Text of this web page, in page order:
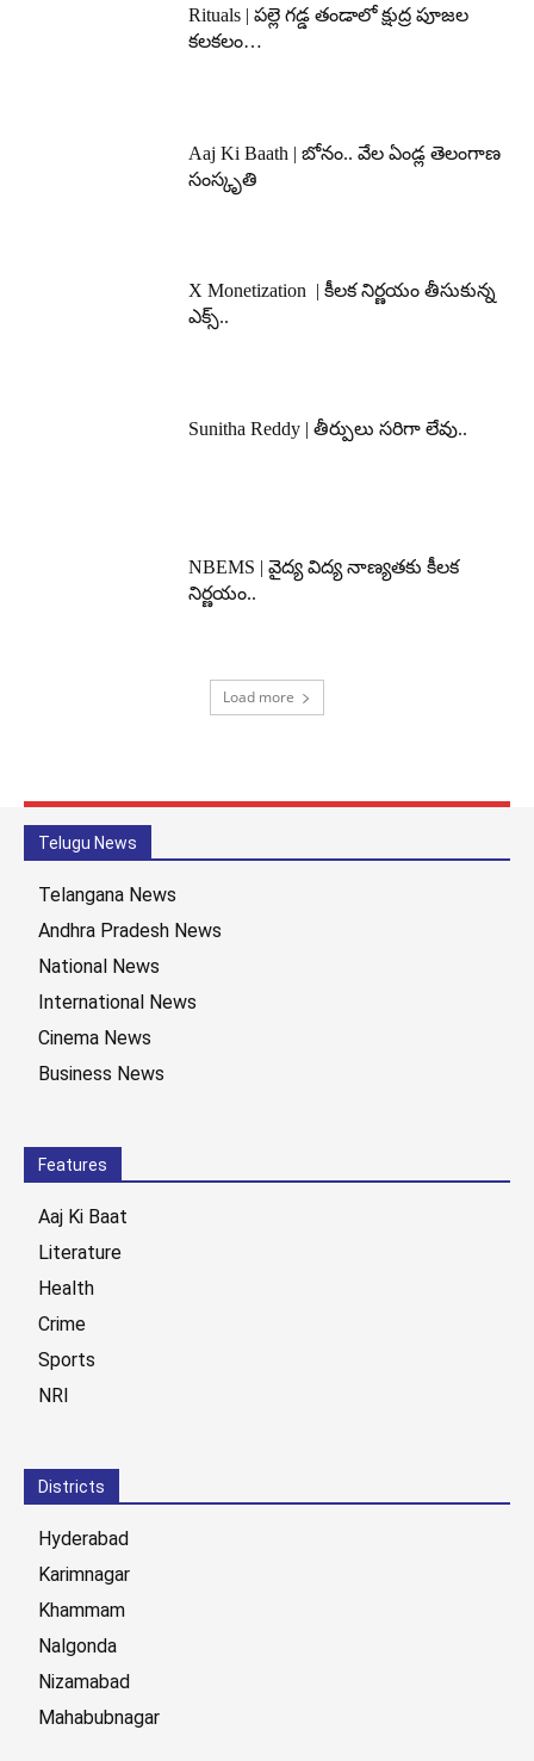
Rituals | పల్లె గడ్డ తండాలో క్షుద్ర పూజల
కలకలం…
Aaj Ki Baath | బోనం.. వేల ఏండ్ల తెలంగాణ
సంస్కృతి
X Monetization | కీలక నిర్ణయం తీసుకున్న
ఎక్స్..
Sunitha Reddy | తీర్పులు సరిగా లేవు..
NBEMS | వైద్య విద్య నాణ్యతకు కీలక
నిర్ణయం..
Load more
Telugu News
Telangana News
Andhra Pradesh News
National News
International News
Cinema News
Business News
Features
Aaj Ki Baat
Literature
Health
Crime
Sports
NRI
Districts
Hyderabad
Karimnagar
Khammam
Nalgonda
Nizamabad
Mahabubnagar